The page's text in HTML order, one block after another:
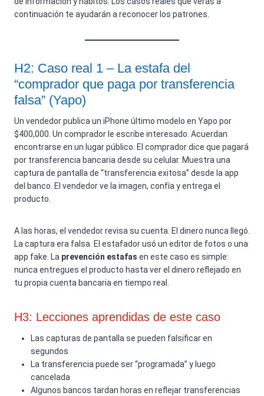
continuación te ayudarán a reconocer los patrones.
H2: Caso real 1 – La estafa del
“comprador que paga por transferencia
falsa” (Yapo)
Un vendedor publica un iPhone último modelo en Yapo por
$400,000. Un comprador le escribe interesado. Acuerdan
encontrarse en un lugar público. El comprador dice que pagará
por transferencia bancaria desde su celular. Muestra una
captura de pantalla de “transferencia exitosa” desde la app
del banco. El vendedor ve la imagen, confía y entrega el
producto.
A las horas, el vendedor revisa su cuenta. El dinero nunca llegó.
La captura era falsa. El estafador usó un editor de fotos o una
app fake. La prevención estafas en este caso es simple:
nunca entregues el producto hasta ver el dinero reflejado en
tu propia cuenta bancaria en tiempo real.
H3: Lecciones aprendidas de este caso
Las capturas de pantalla se pueden falsificar en
segundos
La transferencia puede ser “programada” y luego
cancelada
Algunos bancos tardan horas en reflejar transferencias